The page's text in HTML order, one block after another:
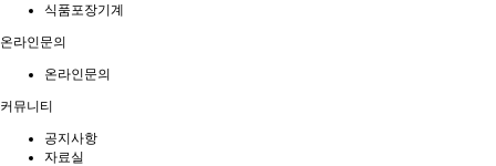
식품포장기계
온라인문의
온라인문의
커뮤니티
공지사항
자료실